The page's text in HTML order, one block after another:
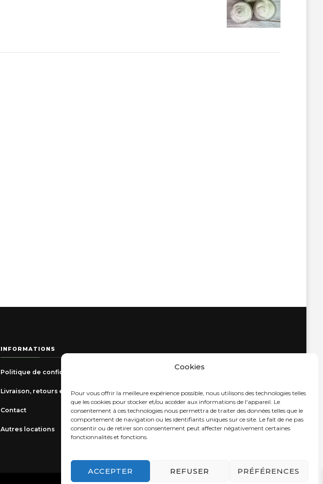
Cookies
Pour vous offrir la meilleure expérience possible, nous utilisons des technologies telles
que les cookies pour stocker et/ou accéder aux informations de l'appareil. Le
consentement à ces technologies nous permettra de traiter des données telles que le
comportement de navigation ou les identifiants uniques sur ce site. Le fait de ne pas
consentir ou de retirer son consentement peut affecter négativement certaines
fonctionnalités et fonctions.
ACCEPTER REFUSER PRÉFÉRENCES
INFORMATIONS
Politique de confidentialité
Livraison, retours et échanges
Contact
Autres locations